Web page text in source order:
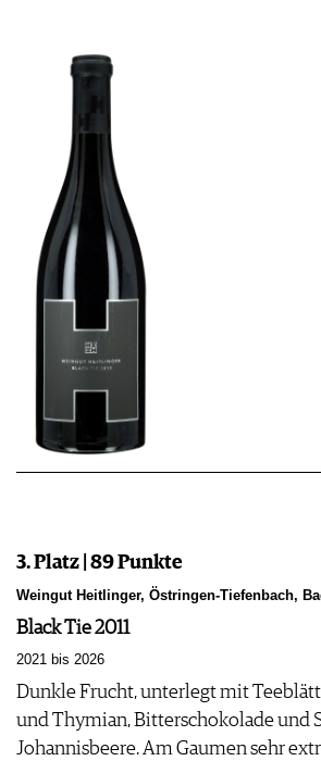
3. Platz | 89 Punkte
Weingut Heitlinger, Östringen-Tiefenbach,
Black Tie 2011
2021 bis 2026
Dunkle Frucht, unterlegt mit
und Thymian, Bitterschokolade und
Johannisbeere. Am Gaumen sehr